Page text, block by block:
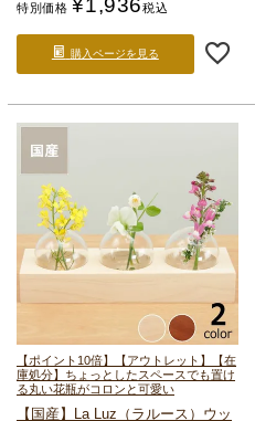
特別価格 税込
購入ページを見る
【ポイント10倍】【アウトレット】【在
庫処分】ちょっとしたスペースでも置け
る丸い花瓶がコロンと可愛い
【国産】La Luz（ラルース） ウッ